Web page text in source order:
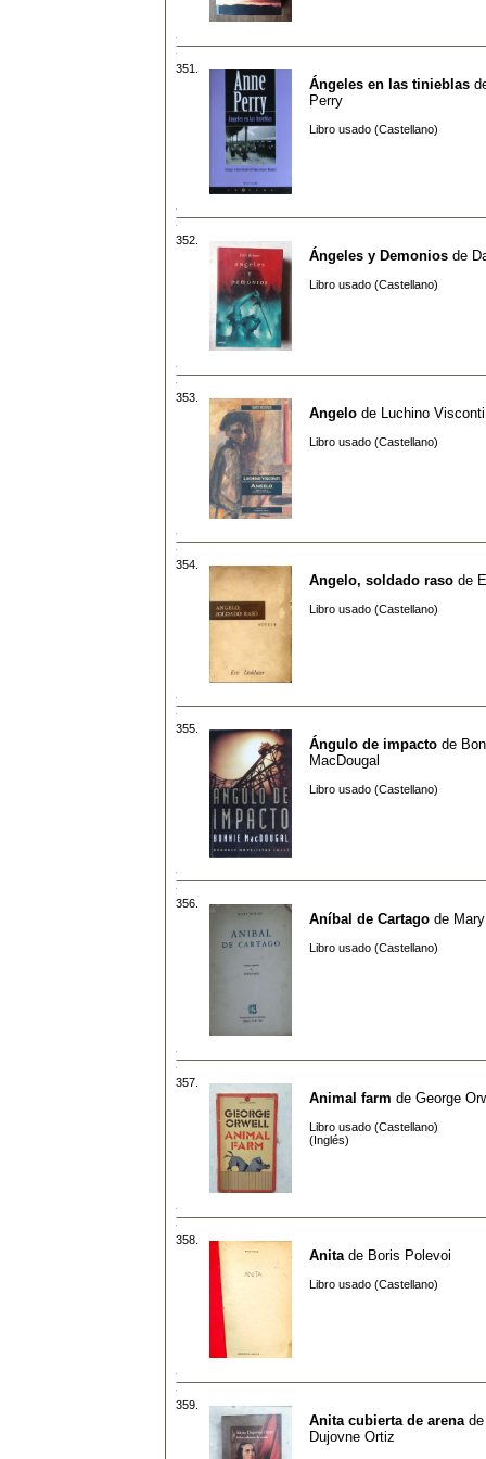
351.
Ángeles en las tinieblas
Perry
Libro usado (Castellano)
352.
Ángeles y Demonios de
Libro usado (Castellano)
353.
Angelo de Luchino Visconti
Libro usado (Castellano)
354.
Angelo, soldado raso de
Libro usado (Castellano)
355.
Ángulo de impacto de
MacDougal
Libro usado (Castellano)
356.
Aníbal de Cartago de
Libro usado (Castellano)
357.
Animal farm de George
Libro usado (Castellano)
(Inglés)
358.
Anita de Boris Polevoi
Libro usado (Castellano)
359.
Anita cubierta de arena de
Dujovne Ortiz